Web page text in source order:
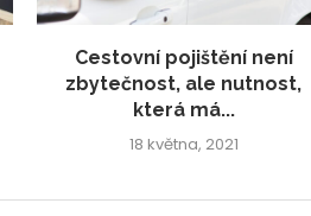
Cestovní pojištění není
zbytečnost, ale nutnost,
která má...
18 května, 2021